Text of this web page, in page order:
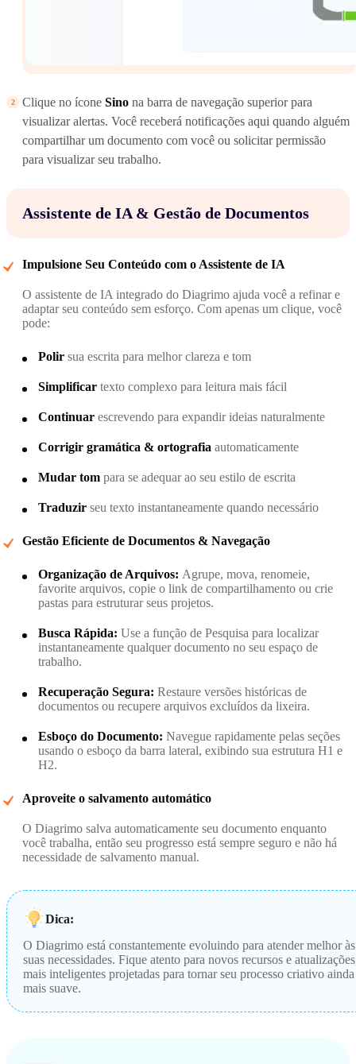
Clique no ícone Sino na barra de navegação superior para
visualizar alertas. Você receberá notificações aqui quando alguém
compartilhar um documento com você ou solicitar permissão
para visualizar seu trabalho.
Assistente de IA & Gestão de Documentos
Impulsione Seu Conteúdo com o Assistente de IA
O assistente de IA integrado do Diagrimo ajuda você a refinar e
adaptar seu conteúdo sem esforço. Com apenas um clique, você
pode:
Polir sua escrita para melhor clareza e tom
Simplificar texto complexo para leitura mais fácil
Continuar escrevendo para expandir ideias naturalmente
Corrigir gramática & ortografia automaticamente
Mudar tom para se adequar ao seu estilo de escrita
Traduzir seu texto instantaneamente quando necessário
Gestão Eficiente de Documentos & Navegação
Organização de Arquivos: Agrupe, mova, renomeie,
favorite arquivos, copie o link de compartilhamento ou crie
pastas para estruturar seus projetos.
Busca Rápida: Use a função de Pesquisa para localizar
instantaneamente qualquer documento no seu espaço de
trabalho.
Recuperação Segura: Restaure versões históricas de
documentos ou recupere arquivos excluídos da lixeira.
Esboço do Documento: Navegue rapidamente pelas seções
usando o esboço da barra lateral, exibindo sua estrutura H1 e
H2.
Aproveite o salvamento automático
O Diagrimo salva automaticamente seu documento enquanto
você trabalha, então seu progresso está sempre seguro e não há
necessidade de salvamento manual.
Dica:
O Diagrimo está constantemente evoluindo para atender melhor às
suas necessidades. Fique atento para novos recursos e atualizações
mais inteligentes projetadas para tornar seu processo criativo ainda
mais suave.